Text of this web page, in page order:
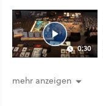
0:30
mehr anzeigen